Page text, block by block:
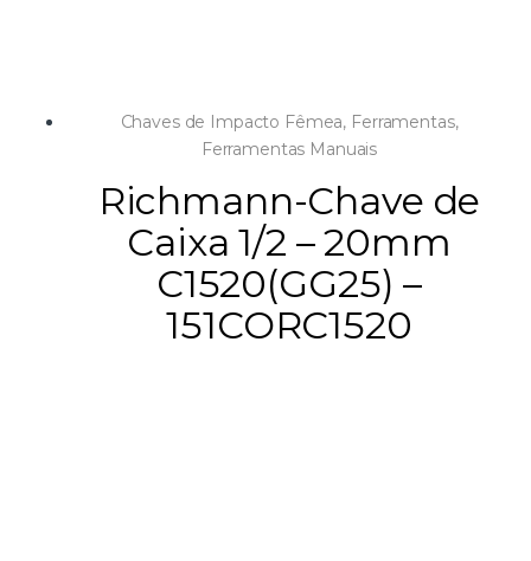
Chaves de Impacto Fêmea, Ferramentas,
Ferramentas Manuais
Richmann-Chave de
Caixa 1/2 – 20mm
C1520(GG25) –
151CORC1520